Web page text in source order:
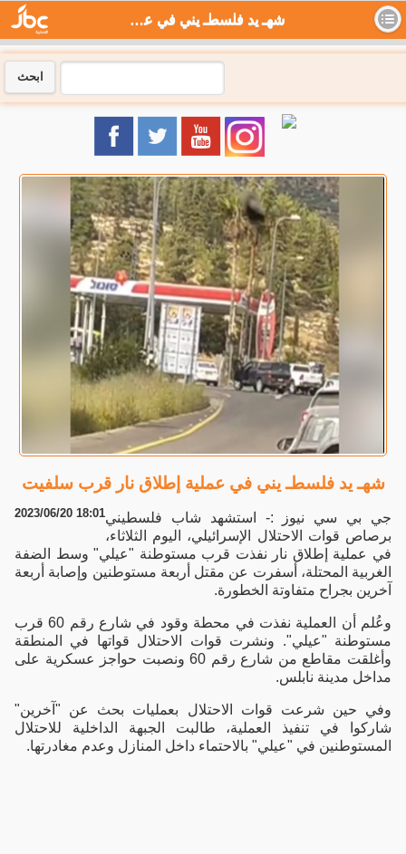
شهـ يد فلسطـ يني في عملية إطلاق نار قرب سلفيت - جي بي سي نيوز
ابحث
شهـ يد فلسطـ يني في عملية إطلاق نار قرب سلفيت
2023/06/20 18:01جي بي سي نيوز :- استشهد شاب فلسطيني
برصاص قوات الاحتلال الإسرائيلي، اليوم الثلاثاء،
في عملية إطلاق نار نفذت قرب مستوطنة "عيلي" وسط الضفة
الغربية المحتلة، أسفرت عن مقتل أربعة مستوطنين وإصابة أربعة
آخرين بجراح متفاوتة الخطورة.
وعُلم أن العملية نفذت في محطة وقود في شارع رقم 60 قرب
مستوطنة "عيلي". ونشرت قوات الاحتلال قواتها في المنطقة
وأغلقت مقاطع من شارع رقم 60 ونصبت حواجز عسكرية على
مداخل مدينة نابلس.
وفي حين شرعت قوات الاحتلال بعمليات بحث عن "آخرين"
شاركوا في تنفيذ العملية، طالبت الجبهة الداخلية للاحتلال
المستوطنين في "عيلي" بالاحتماء داخل المنازل وعدم مغادرتها.